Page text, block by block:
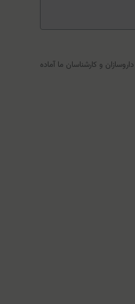
و کارشناسان ما آماده